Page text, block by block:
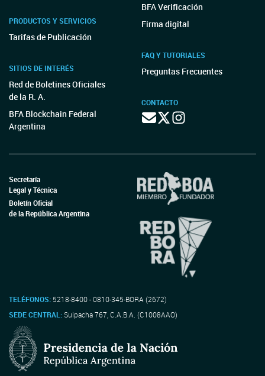
PRODUCTOS Y SERVICIOS
Tarifas de Publicación
SITIOS DE INTERÉS
Red de Boletines Oficiales
de la R. A.
BFA Blockchain Federal
Argentina
BFA Verificación
Firma digital
FAQ Y TUTORIALES
Preguntas Frecuentes
CONTACTO
Secretaría
Legal y Técnica
Boletín Oficial
de la República Argentina
TELÉFONOS: 5218-8400 - 0810-345-BORA (2672)
SEDE CENTRAL:Suipacha 767, C.A.B.A. (C1008AAO)